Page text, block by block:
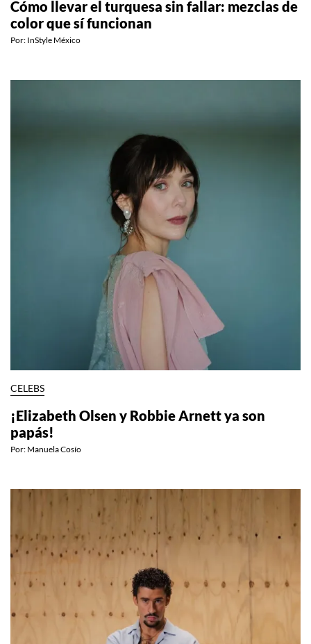
Cómo llevar el turquesa sin fallar: mezclas de
color que sí funcionan
Por: InStyle México
CELEBS
¡Elizabeth Olsen y Robbie Arnett ya son
papás!
Por: Manuela Cosío